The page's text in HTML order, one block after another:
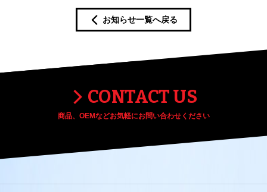
お知らせ一覧へ戻る
CONTACT US
商品、OEMなどお気軽にお問い合わせください